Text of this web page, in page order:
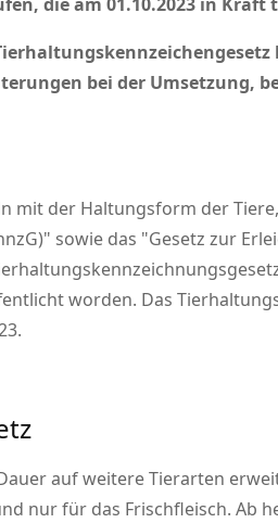
bei der Umsetzung,
mit der Haltungsform der
sowie das Gesetz zur
worden. Das
auf weitere Tierarten
nur für das Frischfleisch. Ab